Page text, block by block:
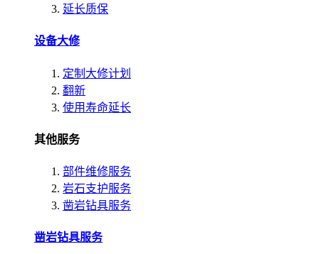
延长质保
设备大修
定制大修计划
翻新
使用寿命延长
其他服务
部件维修服务
岩石支护服务
凿岩钻具服务
凿岩钻具服务